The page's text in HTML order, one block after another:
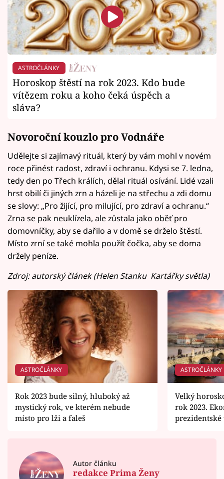
ASTROČLÁNKY
Horoskop štěstí na rok 2023. Kdo bude
vítězem roku a koho čeká úspěch a
sláva?
Novoroční kouzlo pro Vodnáře
Udělejte si zajímavý rituál, který by vám mohl v novém
roce přinést radost, zdraví i ochranu. Kdysi se 7. ledna,
tedy den po Třech králích, dělal rituál osívání. Lidé vzali
hrst obilí či jiných zrn a házeli je na střechu a zdi domu
se slovy: „Pro žijící, pro milující, pro zdraví a ochranu.“
Zrna se pak neuklízela, ale zůstala jako oběť pro
domovníčky, aby se dařilo a v domě se drželo štěstí.
Místo zrní se také mohla použít čočka, aby se doma
držely peníze.
Zdroj: autorský článek (Helen Stanku Kartářky světla)
ASTROČLÁNKY
Rok 2023 bude silný, hluboký až
mystický rok, ve kterém nebude
místo pro lži a faleš
ASTROČLÁNKY
Velký
rok 2023.
prezidentské
Autor článku
redakce Prima Ženy